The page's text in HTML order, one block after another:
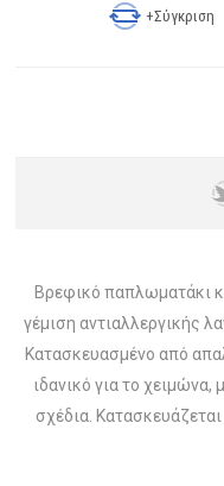
+Σύγκριση
Βρεφικό παπλωματάκι
γέμιση αντιαλλεργικής
Κατασκευασμένο από
ιδανικό για το
σχέδια.